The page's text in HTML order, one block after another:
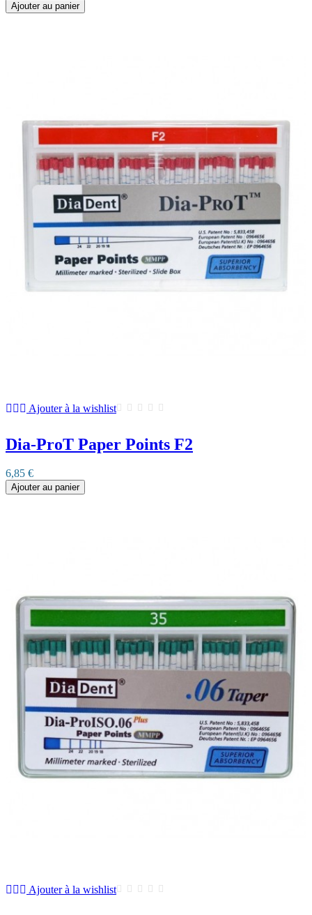
Ajouter au panier
Ajouter à la wishlist
Dia-ProT Paper Points F2
6,85 €
Ajouter au panier
Ajouter à la wishlist